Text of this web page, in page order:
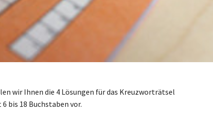
wir Ihnen die 4 Lösungen für das Kreuzworträtsel
6 bis 18 Buchstaben vor.